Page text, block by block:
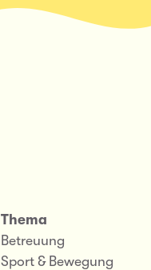
Thema
Betreuung
Sport & Bewegung